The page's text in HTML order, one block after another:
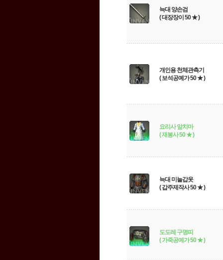
늑대 양손검
( 대장장이 50 ★ )
개인용 천체관측기
( 보석공예가 50 ★ )
요리사 앞치마
( 재봉사 50 ★ )
늑대 미늘갑옷
( 갑주제작사 50 ★ )
도도레 구명띠
( 가죽공예가 50 ★ )